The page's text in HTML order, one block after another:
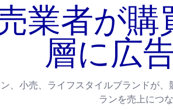
業者が購
層に広
、小売、ライフスタイルブランドが
ランを売上につ